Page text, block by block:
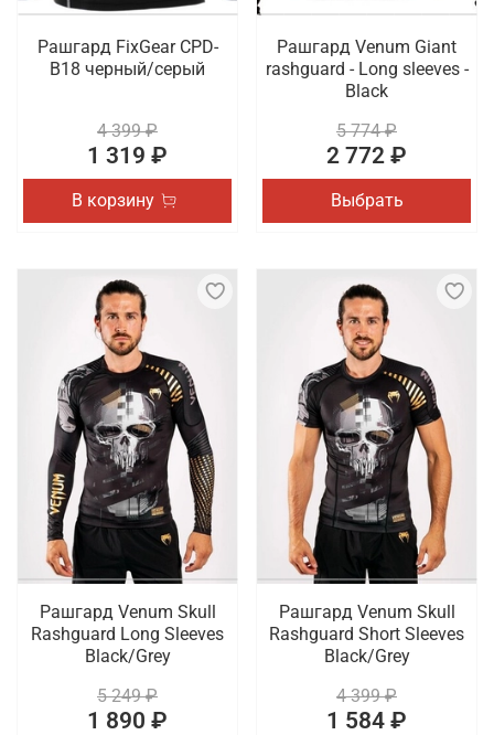
Рашгард FixGear CPD-
B18 черный/серый
4 399 ₽
1 319 ₽
В корзину
Рашгард Venum Giant
rashguard - Long sleeves -
Black
5 774 ₽
2 772 ₽
Выбрать
Рашгард Venum Skull
Rashguard Long Sleeves
Black/Grey
5 249 ₽
1 890 ₽
Рашгард Venum Skull
Rashguard Short Sleeves
Black/Grey
4 399 ₽
1 584 ₽